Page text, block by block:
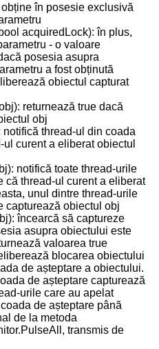
în posesie exclusivă
acquiredLock): în plus,
- o valoare
posesia asupra
a fost obținută
obiectul capturat
returnează true dacă
obj
thread-ul din coada
curent a eliberat obiectul
notifică toate thread-urile
că thread-ul curent a eliberat
unul dintre thread-urile
capturează obiectul obj
încearcă să captureze
asupra obiectului este
valoarea true
blocarea obiectului
de așteptare a obiectului.
de așteptare capturează
urile care au apelat
de așteptare până
de la metoda
transmis de